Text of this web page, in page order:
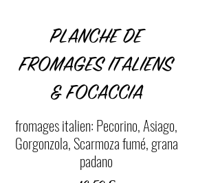
PLANCHE DE
FROMAGES ITALIENS
& FOCACCIA
fromages italien: Pecorino, Asiago,
Gorgonzola, Scarmoza fumé, grana
padano